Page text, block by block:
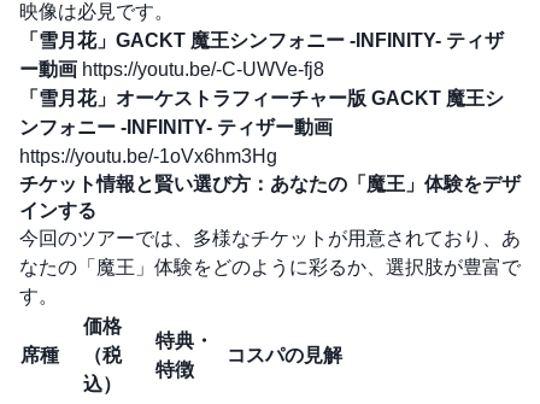
映像は必見です。
「雪月花」GACKT 魔王シンフォニー -INFINITY- ティザ
ー動画 https://youtu.be/-C-UWVe-fj8
「雪月花」オーケストラフィーチャー版 GACKT 魔王シ
ンフォニー -INFINITY- ティザー動画
https://youtu.be/-1oVx6hm3Hg
チケット情報と賢い選び方：あなたの「魔王」体験をデザ
インする
今回のツアーでは、多様なチケットが用意されており、あ
なたの「魔王」体験をどのように彩るか、選択肢が豊富で
す。
席種
価格
（税
込）
特典・
特徴
コスパの見解